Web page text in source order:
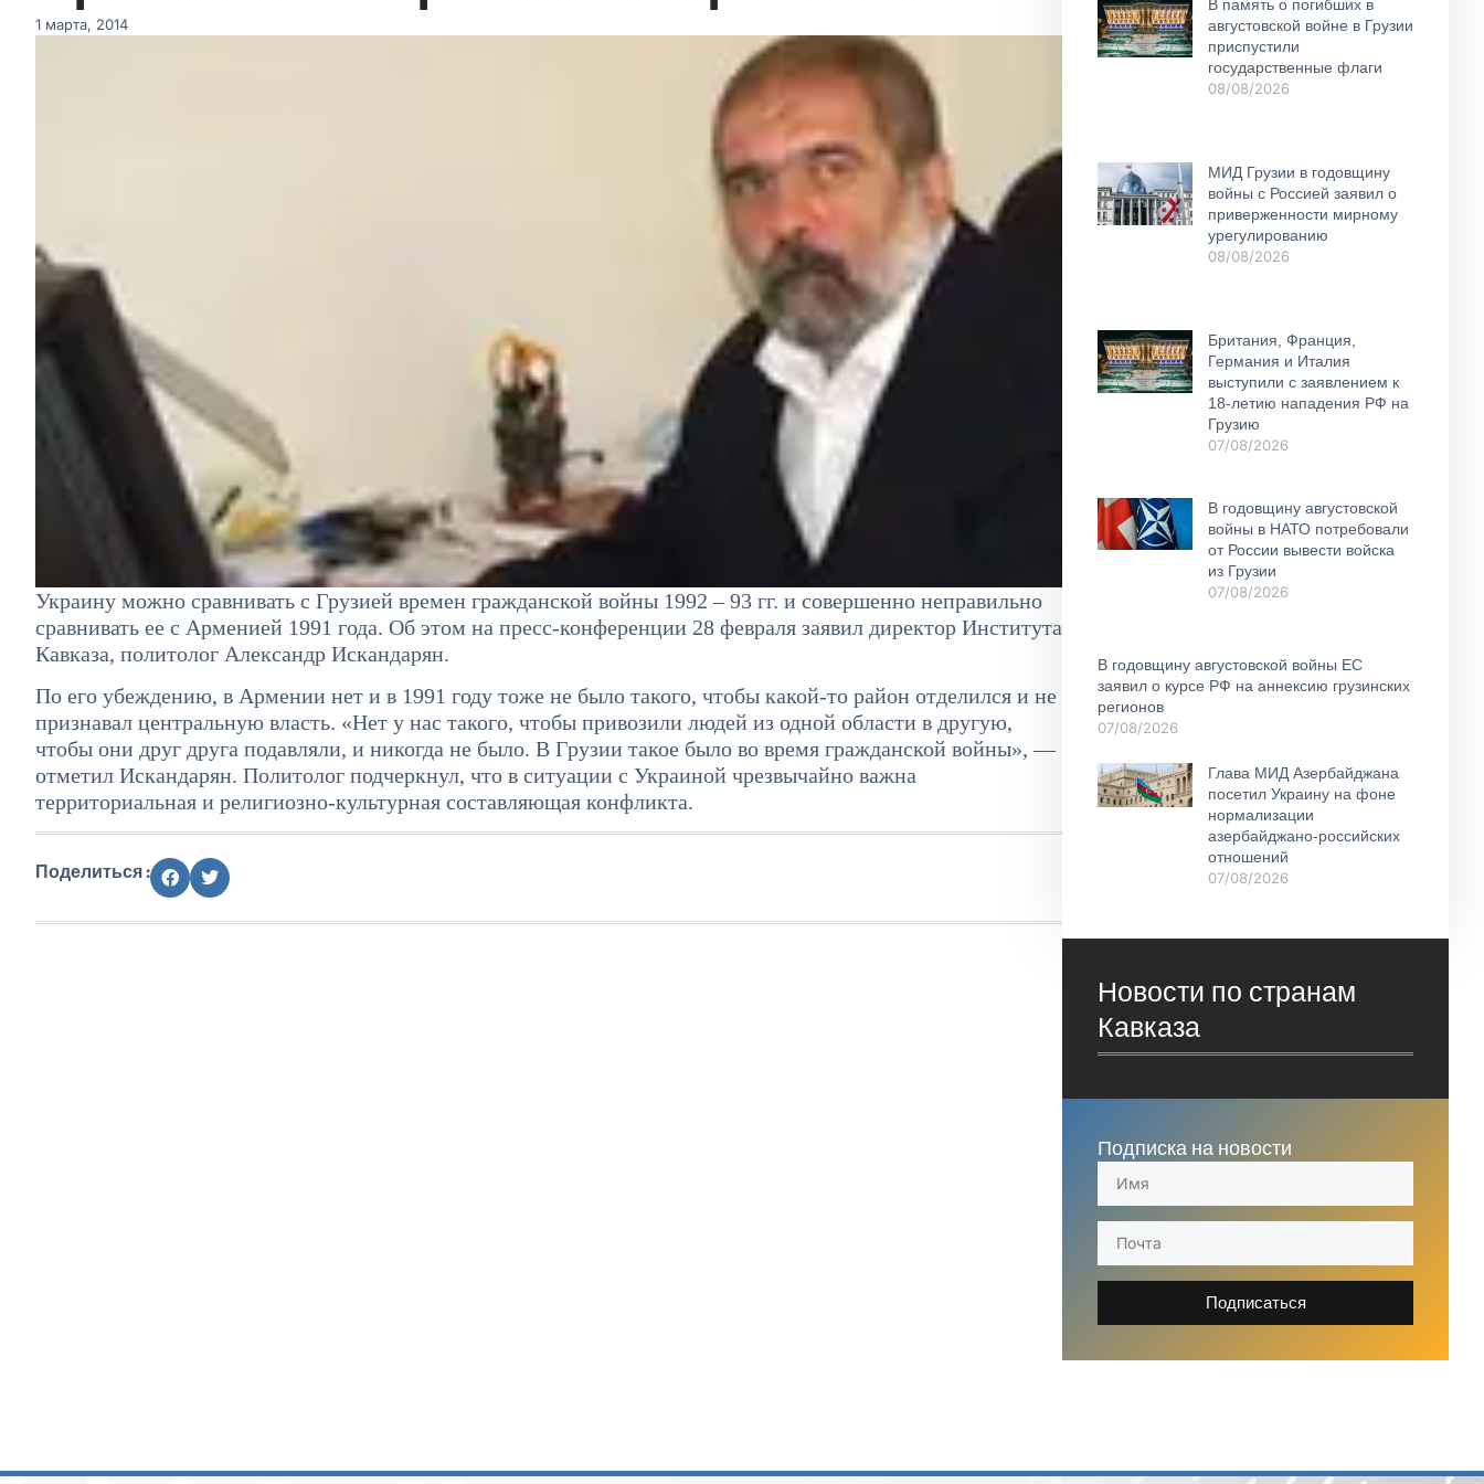
1 марта, 2014
Украину можно сравнивать с Грузией времен гражданской войны 1992 – 93 гг. и совершенно неправильно
сравнивать ее с Арменией 1991 года. Об этом на пресс-конференции 28 февраля заявил директор Института
Кавказа, политолог Александр Искандарян.
По его убеждению, в Армении нет и в 1991 году тоже не было такого, чтобы какой-то район отделился и не
признавал центральную власть. «Нет у нас такого, чтобы привозили людей из одной области в другую,
чтобы они друг друга подавляли, и никогда не было. В Грузии такое было во время гражданской войны», —
отметил Искандарян. Политолог подчеркнул, что в ситуации с Украиной чрезвычайно важна
территориальная и религиозно-культурная составляющая конфликта.
Поделиться :
В память о погибших в
августовской войне в Грузии
приспустили
государственные флаги
08/08/2026
МИД Грузии в годовщину
войны с Россией заявил о
приверженности мирному
урегулированию
08/08/2026
Британия, Франция,
Германия и Италия
выступили с заявлением к
18-летию нападения РФ на
Грузию
07/08/2026
В годовщину августовской
войны в НАТО потребовали
от России вывести войска
из Грузии
07/08/2026
В годовщину августовской войны ЕС
заявил о курсе РФ на аннексию грузинских
регионов
07/08/2026
Глава МИД Азербайджана
посетил Украину на фоне
нормализации
азербайджано-российских
отношений
07/08/2026
Новости по странам
Кавказа
Подписка на новости
Подписаться